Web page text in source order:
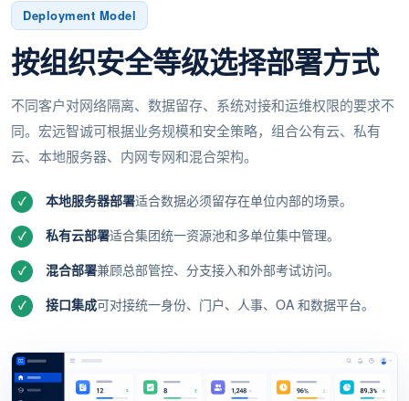
Deployment Model
按组织安全等级选择部署方式
不同客户对网络隔离、数据留存、系统对接和运维权限的要求不
同。宏远智诚可根据业务规模和安全策略，组合公有云、私有
云、本地服务器、内网专网和混合架构。
本地服务器部署适合数据必须留存在单位内部的场景。
私有云部署适合集团统一资源池和多单位集中管理。
混合部署兼顾总部管控、分支接入和外部考试访问。
接口集成可对接统一身份、门户、人事、OA 和数据平台。